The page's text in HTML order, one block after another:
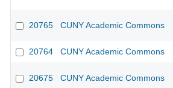
20765 CUNY Academic Commons
20764 CUNY Academic Commons
20675 CUNY Academic Commons